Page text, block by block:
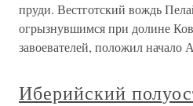
пруди. Вестготский вождь
огрызнувшимся при долине
завоевателей, положил начало
Иберийский